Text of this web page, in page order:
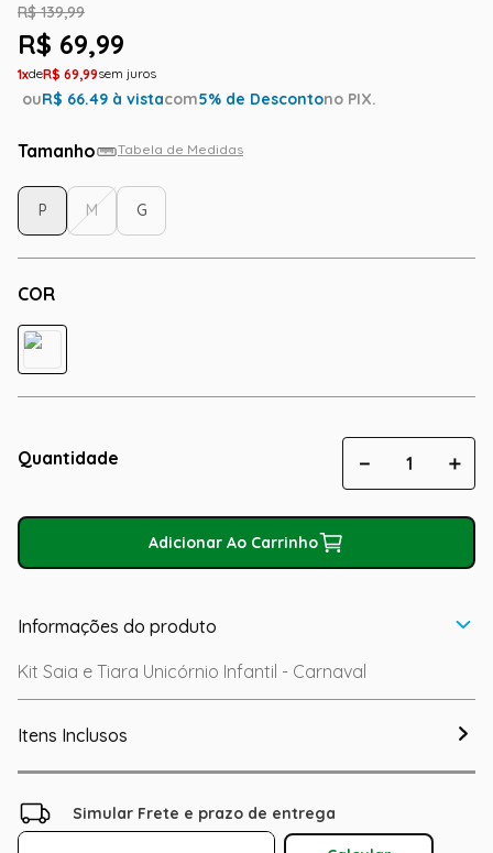
R$ 139,99
R$ 69,99
1 R$ 69,99
ouR$ 66.49 à vistacom5% de Descontono PIX.
Tamanho Tabela de Medidas
COR
P M G
Quantidade ＋
－
Adicionar Ao Carrinho
Informações do produto
Kit Saia e Tiara Unicórnio Infantil - Carnaval
Itens Inclusos